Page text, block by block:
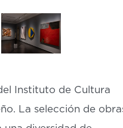
Instituto de Cultura
La selección de